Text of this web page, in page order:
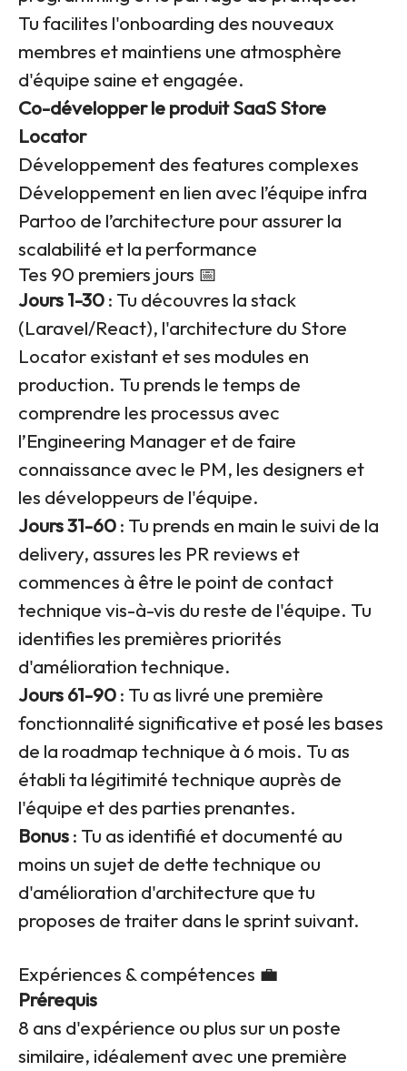
Tu facilites l'onboarding des nouveaux
membres et maintiens une atmosphère
d'équipe saine et engagée.
Co-développer le produit SaaS Store
Locator
Développement des features complexes
Développement en lien avec l’équipe infra
Partoo de l’architecture pour assurer la
scalabilité et la performance
Tes 90 premiers jours 📅
Jours 1-30: Tu découvres la stack
(Laravel/React), l'architecture du Store
Locator existant et ses modules en
production. Tu prends le temps de
comprendre les processus avec
l’Engineering Manager et de faire
connaissance avec le PM, les designers et
les développeurs de l'équipe.
Jours 31-60: Tu prends en main le suivi de la
delivery, assures les PR reviews et
commences à être le point de contact
technique vis-à-vis du reste de l'équipe. Tu
identifies les premières priorités
d'amélioration technique.
Jours 61-90: Tu as livré une première
fonctionnalité significative et posé les bases
de la roadmap technique à 6 mois. Tu as
établi ta légitimité technique auprès de
l'équipe et des parties prenantes.
Bonus: Tu as identifié et documenté au
moins un sujet de dette technique ou
d'amélioration d'architecture que tu
proposes de traiter dans le sprint suivant.
Expériences & compétences 💼
Prérequis
8 ans d'expérience ou plus sur un poste
similaire, idéalement avec une première